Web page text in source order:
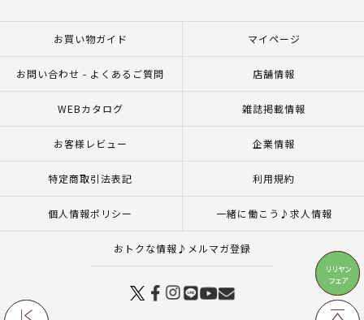
リリヤン
フェア
リリヤン
フェア
お買い物ガイド マイページ
お問い合わせ - よくあるご質問 店舗情報
WEBカタログ 雑誌掲載情報
お客様レビュー 企業情報
特定商取引法表記 利用規約
個人情報ポリシー 一緒に働こう♪求人情報
おトクな情報♪メルマガ登録